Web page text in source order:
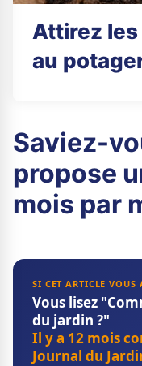
Attirez
au
Saviez-
propose
mois par
SI CET ARTICLE VOUS
Vous lisez
du jardin ?"
Il y a 12 mois
Journal du